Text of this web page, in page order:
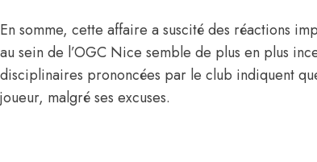
En somme, cette affaire a suscité des réactions
au sein de l’OGC Nice semble de plus en plus
disciplinaires prononcées par le club indiquent
joueur, malgré ses excuses.